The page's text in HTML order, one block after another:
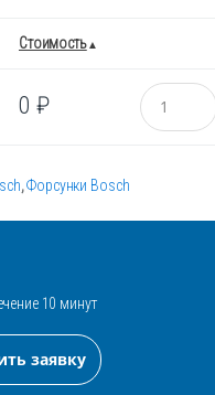
Стоимость
0 ₽ Количество
,Форсунки Bosch
10 минут